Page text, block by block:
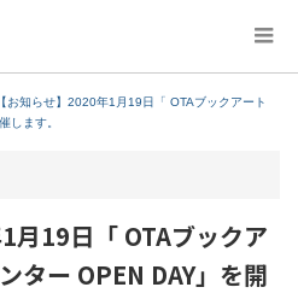
【お知らせ】2020年1月19日「 OTAブックアート
します。
月19日「 OTAブックア
ター OPEN DAY」を開